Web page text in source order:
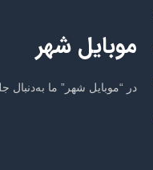
موبایل شهر
در “موبایل شهر” ما